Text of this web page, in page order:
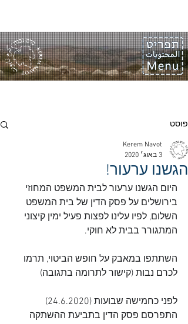
פוסט
הגשנו ערעור!
Kerem Navot
3 באוג׳ 2020
היום הגשנו ערעור לבית המשפט המחוזי
בירושלים על פסק הדין של בית המשפט
השלום, לפיו עלינו לפצות פעיל ימין קיצוני
המתגורר בבית לא חוקי.
השתתפו במאבק על חופש הביטוי, תרמו
לכרם נבות (קישור לתרומה בתגובה)
לפני כחמישה שבועות (24.6.2020)
התפרסם פסק הדין בתביעת ההשתקה